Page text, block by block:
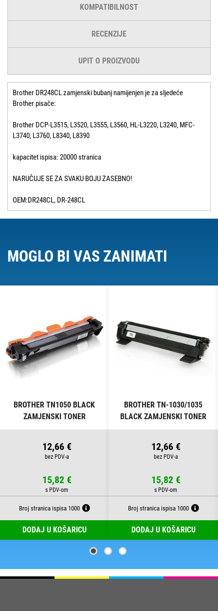
KOMPATIBILNOST
RECENZIJE
UPIT O PROIZVODU
Brother DR248CL zamjenski bubanj namijenjen je za sljedeće
Brother pisače:
Brother DCP-L3515, L3520, L3555, L3560, HL-L3220, L3240, MFC-
L3740, L3760, L8340, L8390
kapacitet ispisa: 20000 stranica
NARUČUJE SE ZA SVAKU BOJU ZASEBNO!
OEM:DR248CL, DR-248CL
MOGLO BI VAS ZANIMATI
BROTHER TN1050 BLACK
ZAMJENSKI TONER
12,66 €
15,82 €
Broj stranica ispisa 1000
DODAJ U KOŠARICU
BROTHER TN-1030/1035
BLACK ZAMJENSKI TONER
12,66 €
15,82 €
Broj stranica ispisa 1000
DODAJ U KOŠARICU